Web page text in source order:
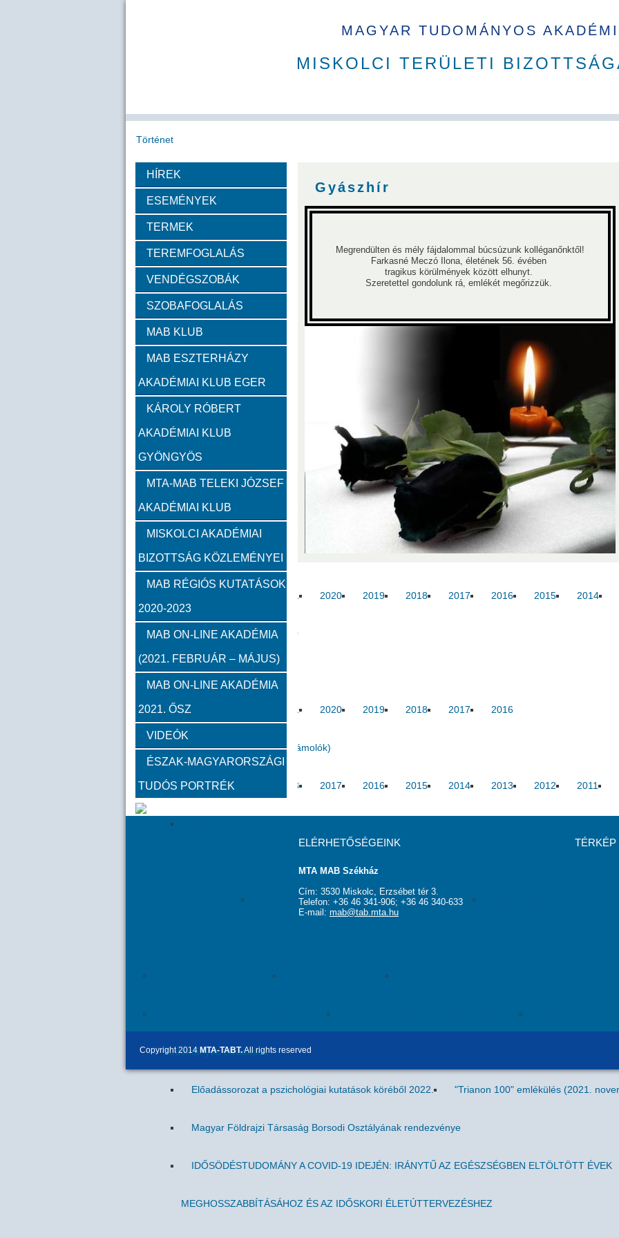
MAGYAR TUDOMÁNYOS
MISKOLCI TERÜLETI
Történet
Köszöntő
Díjazottak
Tudós arcképek
Csókás János Geleji Sándor Verő József
Zambó János Takács Ernő
Választott vezetők Nem akadémikus közgyűlési képviselők Szak és
Közérdekű információk
SZMSZ
Alapítvány
2020 2019 2018 2017 2016 2015 2014
2012 2011 2010
Közgyűlések
2020 2019 2018 2017 2016
Határon túli kapcsolatok (beszámolók)
2020 2018 2017 2016 2015 2014 2013 2012 2011
MAB Titkárság Elnökség Hasznos linkek
Miskolci Akadémiai Esték Egri Akadémiai Esték
Tudomány a hétköznapokban (MITV) Tudomány a hétköznapokban (Egri TV)
Tudományos előadások
Előadássorozat a pszichológiai kutatások köréből 2022. "Trianon 100" emlékülés (2021.
Magyar Földrajzi Társaság Borsodi Osztályának rendezvénye
IDŐSÖDÉSTUDOMÁNY A COVID-19 IDEJÉN: IRÁNYTŰ AZ EGÉSZSÉGBEN ELTÖLTÖTT ÉVEK
MEGHOSSZABBÍTÁSÁHOZ ÉS AZ IDŐSKORI ÉLETÚTTERVEZÉSHEZ
HÍREK
ESEMÉNYEK
TERMEK
TEREMFOGLALÁS
VENDÉGSZOBÁK
SZOBAFOGLALÁS
MAB KLUB
MAB ESZTERHÁZY
AKADÉMIAI KLUB EGER
KÁROLY RÓBERT
AKADÉMIAI KLUB
GYÖNGYÖS
MTA-MAB TELEKI JÓZSEF
AKADÉMIAI KLUB
MISKOLCI AKADÉMIAI
BIZOTTSÁG KÖZLEMÉNYEI
MAB RÉGIÓS KUTATÁSOK
2020-2023
MAB ON-LINE AKADÉMIA
(2021. FEBRUÁR – MÁJUS)
MAB ON-LINE AKADÉMIA
2021. ŐSZ
VIDEÓK
ÉSZAK-MAGYARORSZÁGI
TUDÓS PORTRÉK
Gyászhír
Megrendülten és mély fájdalommal búcsúzunk kolléganőnktől!
Farkasné Meczó Ilona, életének 56. évében
tragikus körülmények között elhunyt.
Szeretettel gondolunk rá, emlékét megőrizzük.
ELÉRHETŐSÉGEINK
MTA MAB Székház
Cím: 3530 Miskolc, Erzsébet tér 3.
Telefon: +36 46 341-906; +36 46 340-633
E-mail: mab@tab.mta.hu
TÉRKÉP
Copyright 2014 MTA-TABT.All rights reserved